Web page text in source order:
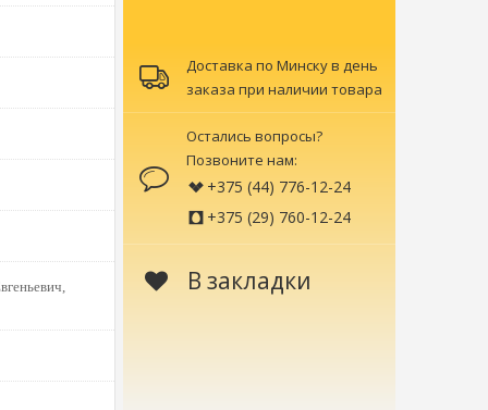
Доставка по Минску в день
заказа при наличии товара
Остались вопросы?
Позвоните нам:
+375 (44) 776-12-24
+375 (29) 760-12-24
В закладки